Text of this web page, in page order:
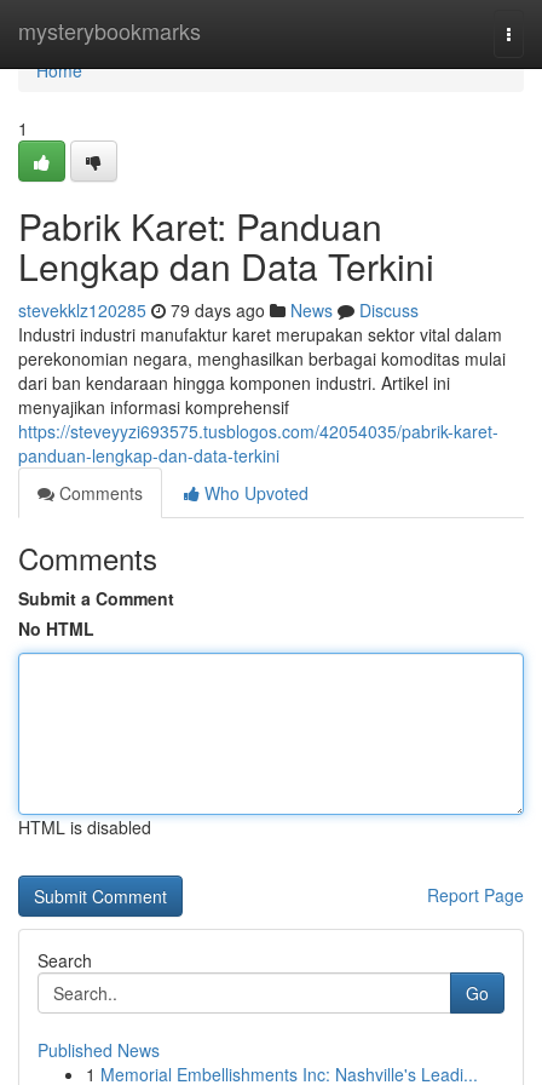
mysterybookmarks
Home
Home
1
Pabrik Karet: Panduan
Lengkap dan Data Terkini
stevekklz120285 79 days ago News
Discuss
Industri industri manufaktur karet merupakan sektor vital dalam
perekonomian negara, menghasilkan berbagai komoditas mulai
dari ban kendaraan hingga komponen industri. Artikel ini
menyajikan informasi komprehensif
https://steveyyzi693575.tusblogos.com/42054035/pabrik-karet-
panduan-lengkap-dan-data-terkini
Comments
Who Upvoted
Comments
Submit a Comment
No HTML
HTML is disabled
Report Page
Search
Go
Published News
1 Memorial Embellishments Inc: Nashville's Leadi...